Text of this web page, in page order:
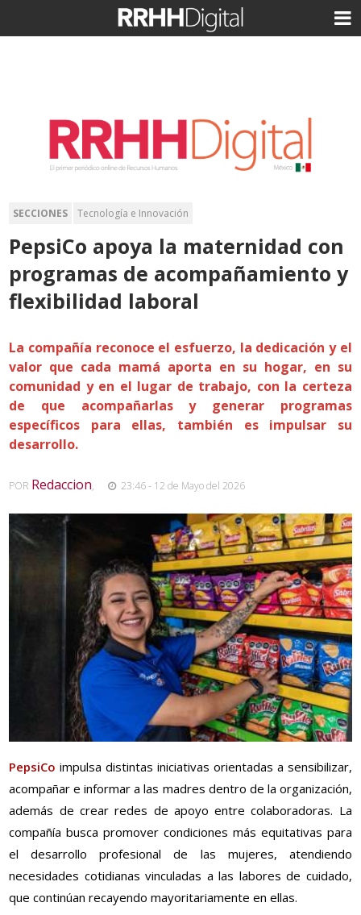
SECCIONES Tecnología e Innovación
PepsiCo apoya la maternidad con
programas de acompañamiento y
flexibilidad laboral
La compañía reconoce el esfuerzo, la dedicación y el
valor que cada mamá aporta en su hogar, en su
comunidad y en el lugar de trabajo, con la certeza
de que acompañarlas y generar programas
específicos para ellas, también es impulsar su
desarrollo.
POR Redaccion, 23:46 - 12 de Mayo del 2026
PepsiCo impulsa distintas iniciativas orientadas a sensibilizar,
acompañar e informar a las madres dentro de la organización,
además de crear redes de apoyo entre colaboradoras. La
compañía busca promover condiciones más equitativas para
el desarrollo profesional de las mujeres, atendiendo
necesidades cotidianas vinculadas a las labores de cuidado,
que continúan recayendo mayoritariamente en ellas.